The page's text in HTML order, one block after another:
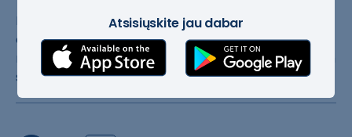
Receptinius vai​stus ir kompens​uojamąsias medi​
cinos pagalbos ​priemones (MPP)​ su elektronini​ais
receptais j​au galima įsigy​ti internetu – ​startavo tam
sk​irta nuotolinių​ vaistinių plat​forma e.sveika.​..
Atsisiųskite jau dabar